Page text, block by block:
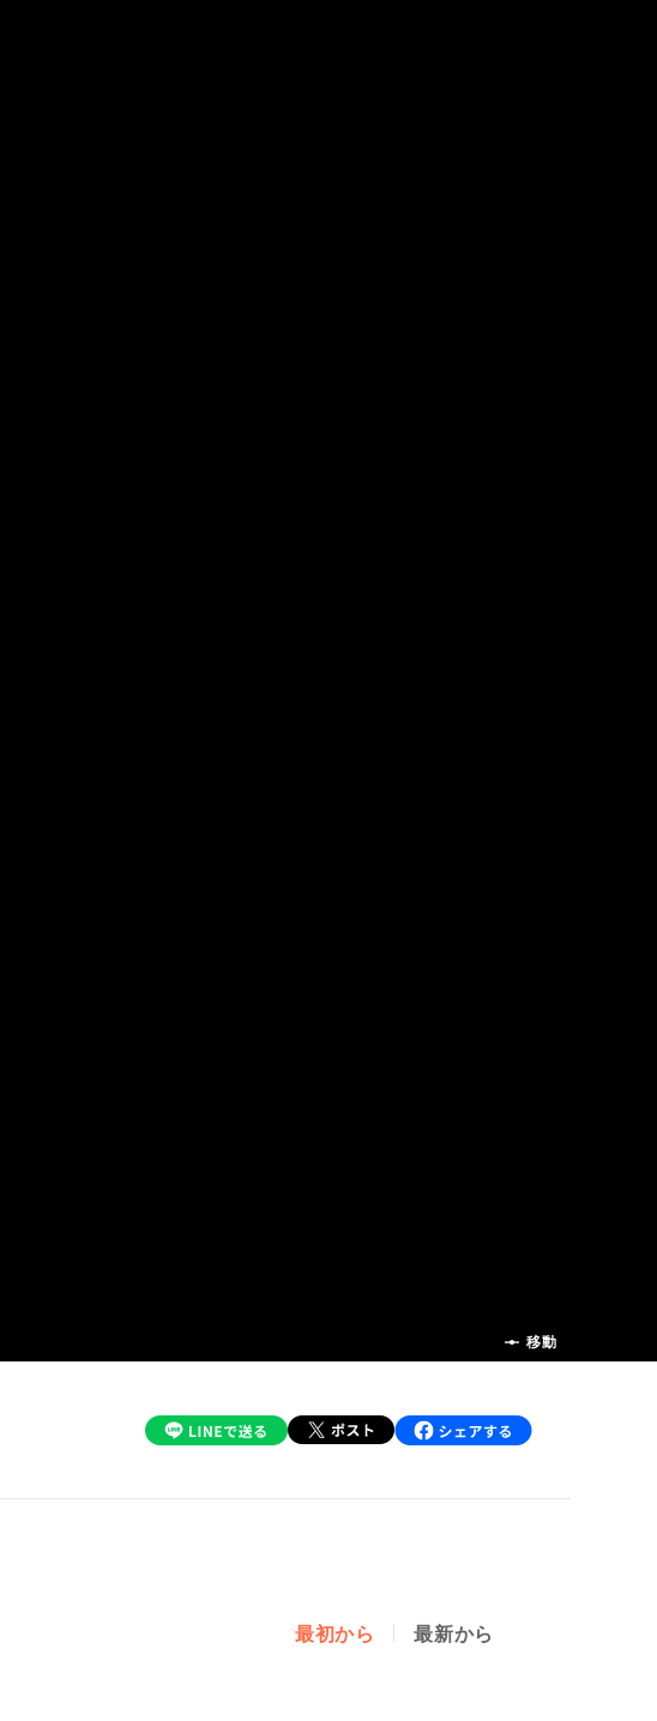
前の話移動
最初から 最新から